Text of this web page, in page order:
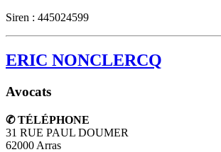
Siren : 445024599
ERIC NONCLERCQ
Avocats
✆ TÉLÉPHONE
31 RUE PAUL DOUMER
62000 Arras